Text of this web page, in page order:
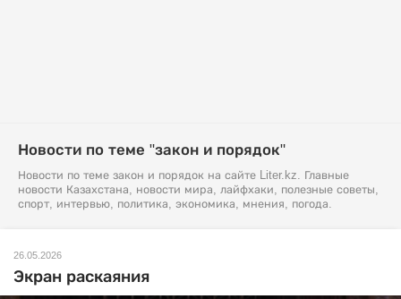
Новости по теме "закон и порядок"
Новости по теме закон и порядок на сайте Liter.kz. Главные
новости Казахстана, новости мира, лайфхаки, полезные советы,
спорт, интервью, политика, экономика, мнения, погода.
26.05.2026
Экран раскаяния